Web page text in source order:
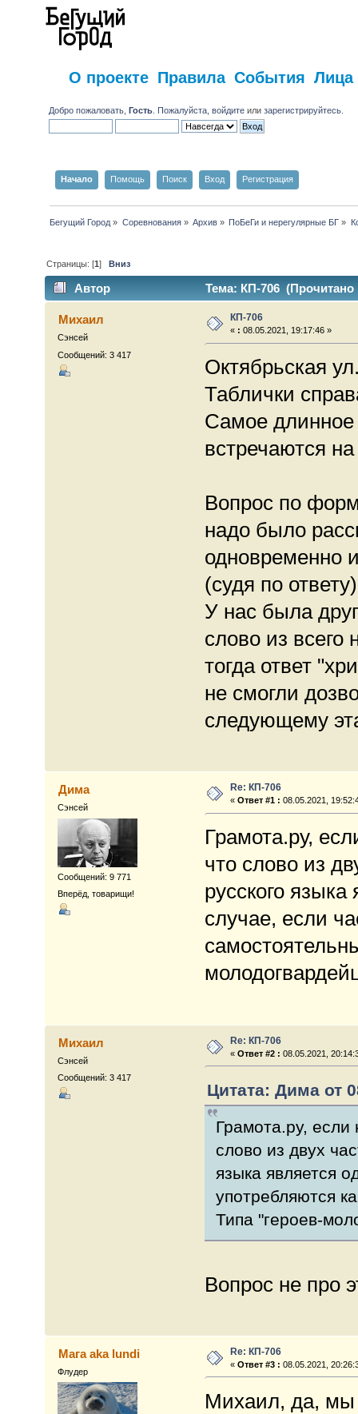
О проекте Правила События Лица
Добро пожаловать,Гость . Пожалуйста,войдите илизарегистрируйтесь
Начало Помощь Поиск Вход Регистрация
Бегущий Город » Соревнования» Архив » ПоБеГи и нерегулярные БГ »
Страницы: [1]Вниз
Автор Тема: КП-706 (Прочитано
Михаил
Сэнсей
Сообщений: 3 417
КП-706
« : 08.05.2021, 19:17:46 »
Октябрьская
Таблички
Самое длинное
встречаются
Вопрос по
надо было
одновременно
(судя по
У нас была
слово из всего
тогда ответ
не смогли
следующему
Дима
Сэнсей
Сообщений: 9 771
Вперёд, товарищи!
Re: КП-706
«Ответ #1 : 08.05.2021,
Грамота.ру,
что слово из
русского
случае, если
Михаил
Сэнсей
Сообщений: 3 417
Re: КП-706
«Ответ #2 : 08.05.2021,
Цитата: Дима от
Грамота.ру, если
слово из двух
языка является
употребляются
Типа "героев-
Вопрос не про
Мага aka lundi
Флудер
Re: КП-706
«Ответ #3 : 08.05.2021,
Михаил, да, мы